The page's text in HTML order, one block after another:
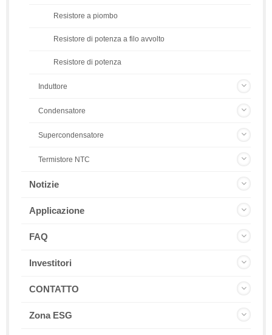
Resistore a piombo
Resistore di potenza a filo avvolto
Resistore di potenza
Induttore
Condensatore
Supercondensatore
Termistore NTC
Notizie
Applicazione
FAQ
Investitori
CONTATTO
Zona ESG